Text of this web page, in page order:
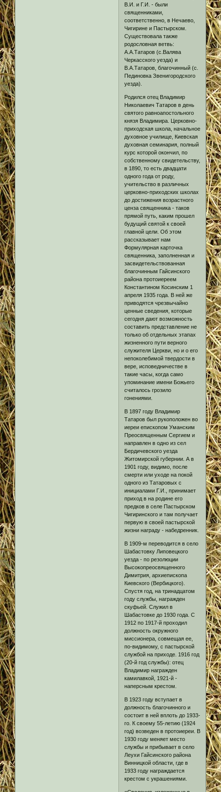
В.И. и Г.И. - были
священниками,
соответственно, в Нечаево,
Чигирине и Пастырском.
Существовала также
родословная ветвь:
А.А.Татаров (с.Валява
Черкасского уезда) и
В.А.Татаров, благочинный (с.
Пединовка Звенигородского
уезда).
Родился отец Владимир
Николаевич Татаров в день
святого равноапостольного
князя Владимира. Церковно-
приходская школа, начальное
духовное училище, Киевская
духовная семинария, полный
курс которой окончил, по
собственному свидетельству,
в 1890, то есть двадцати
одного года от роду,
учительство в различных
церковно-приходских школах
до достижения возрастного
ценза священника - таков
прямой путь, каким прошел
будущий святой к своей
главной цели. Об этом
рассказывает нам
Формулярная карточка
священника, заполненная и
засвидетельствованная
благочинным Гайсинского
района протоиереем
Константином Косинским 1
апреля 1935 года. В ней же
приводятся чрезвычайно
ценные сведения, которые
сегодня дают возможность
составить представление не
только об отдельных этапах
жизненного пути верного
служителя Церкви, но и о его
непоколебимой твердости в
вере, исповедничестве в
такие часы, когда само
упоминание имени Божьего
считалось грозило
гонениями.
В 1897 году Владимир
Татаров был рукоположен во
иереи епископом Уманским
Преосвященным Сергием и
направлен в одно из сел
Бердичевского уезда
Житомирской губернии. А в
1901 году, видимо, после
смерти или уходе на покой
одного из Татаровых с
инициалами Г.И., принимает
приход в на родине его
предков в селе Пастырском
Чигиринского и там получает
первую в своей пастырской
жизни награду - набедренник.
В 1909-м переводится в село
Шабастовку Липовецкого
уезда - по резолюции
Высокопреосвященного
Димитрия, архиепископа
Киевского (Вербицкого).
Спустя год, на тринадцатом
году службы, награжден
скуфьей. Служил в
Шабастовке до 1930 года. С
1912 по 1917-й проходил
должность окружного
миссионера, совмещая ее,
по-видимому, с пастырской
службой на приходе. 1916 год
(20-й год службы): отец
Владимир награжден
камилавкой, 1921-й -
наперсным крестом.
В 1923 году вступает в
должность благочинного и
состоит в ней вплоть до 1933-
го. К своему 55-летию (1924
год) возведен в протоиереи. В
1930 году меняет место
службы и прибывает в село
Леухи Гайсинского района
Винницкой области, где в
1933 году награждается
крестом с украшениями.